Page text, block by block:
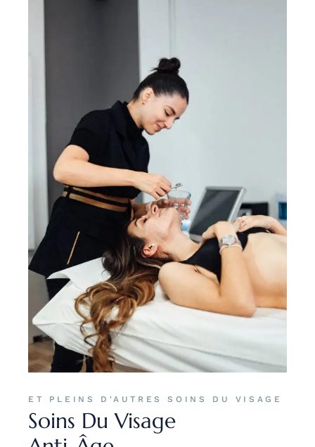
ET PLEINS D'AUTRES SOINS DU VISAGE
Soins Du Visage